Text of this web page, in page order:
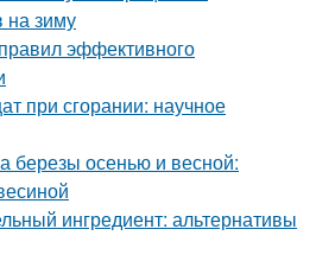
на зиму
эффективного
при сгорании: научное
березы осенью и весной:
ингредиент: альтернативы